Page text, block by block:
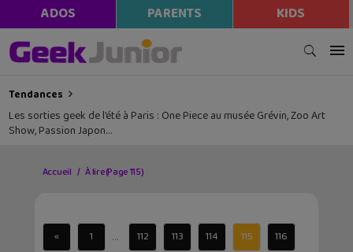
ADOS PARENTS KIDS
Tendances
Les sorties geek de l’été à Paris : One Piece au musée Grévin, Zoo Art
Show, Passion Japon…
Accueil À lire(Page 115)
« 1 ... 112 113 114 115 116